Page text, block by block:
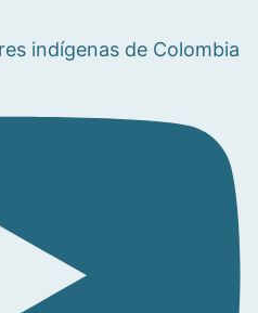
indígenas de Colombia